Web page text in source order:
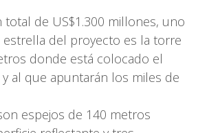
total de US$1.300 millones, uno
del proyecto es la torre
donde está colocado el
al que apuntarán los miles de
espejos de 140 metros